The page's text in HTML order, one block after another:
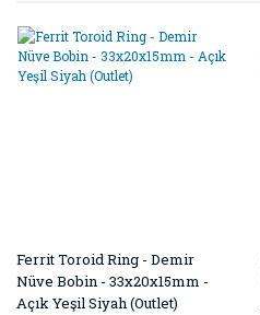
Ferrit Toroid Ring - Demir
Nüve Bobin - 33x20x15mm -
Açık Yeşil Siyah (Outlet)